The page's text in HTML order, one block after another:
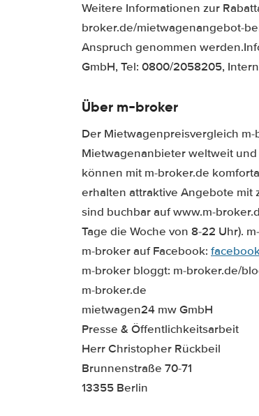
Weitere Informationen zur
broker.de/mietwagenangebot-
Anspruch genommen
GmbH, Tel: 0800/2058205,
Über m-broker
Der Mietwagenpreisvergleich
Mietwagenanbieter weltweit
können mit m-broker.de
erhalten attraktive Angebote mit
sind buchbar auf www.m-
Tage die Woche von 8-22 Uhr).
m-broker auf Facebook:
m-broker bloggt: m-broker.de/
m-broker.de
mietwagen24 mw GmbH
Presse & Öffentlichkeitsarbeit
Herr Christopher Rückbeil
Brunnenstraße 70-71
13355 Berlin